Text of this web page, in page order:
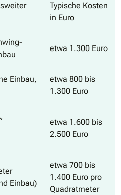
Typische Kosten
in Euro
etwa 1.300 Euro
Einbau,
etwa 800 bis
1.300 Euro
etwa 1.600 bis
2.500 Euro
Einbau)
etwa 700 bis
1.400 Euro pro
Quadratmeter